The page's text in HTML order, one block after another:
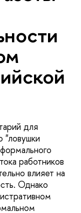
для
"ловушки
работников
влияет на
Однако